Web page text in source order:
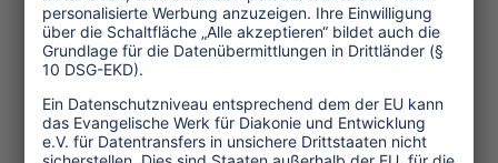
Den "Edelweißrand" und den Namen
"Schlemmeralm" hat Karl Tiefengraber
frei erfunden. Ähnlichkeiten mit der
Wirklichkeit vermag er aber nicht
auszuschließen.